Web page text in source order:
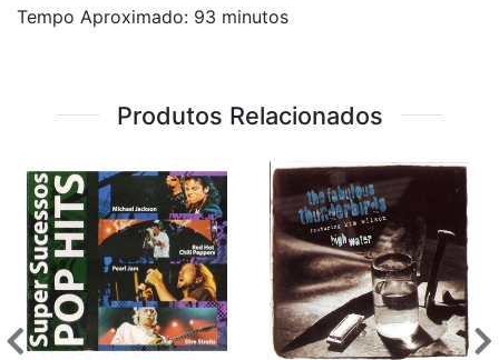
Tempo Aproximado: 93 minutos
Produtos Relacionados